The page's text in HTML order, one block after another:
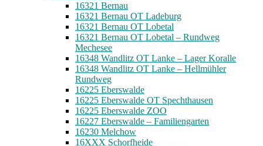
16321 Bernau
16321 Bernau OT Ladeburg
16321 Bernau OT Lobetal
16321 Bernau OT Lobetal – Rundweg
Mechesee
16348 Wandlitz OT Lanke – Lager Koralle
16348 Wandlitz OT Lanke – Hellmühler
Rundweg
16225 Eberswalde
16225 Eberswalde OT Spechthausen
16225 Eberswalde ZOO
16227 Eberswalde – Familiengarten
16230 Melchow
16XXX Schorfheide